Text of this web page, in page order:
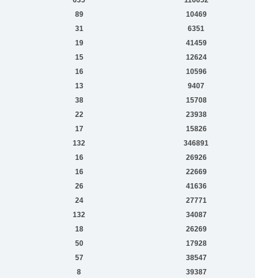
89
10469
31
6351
19
41459
15
12624
16
10596
13
9407
38
15708
22
23938
17
15826
132
346891
16
26926
16
22669
26
41636
24
27771
132
34087
18
26269
50
17928
57
38547
8
39387